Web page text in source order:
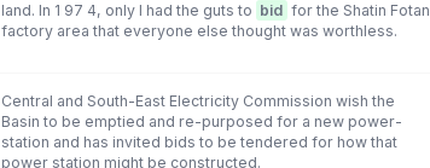
land. In 1 97 4, only I had the guts to bid for the Shatin Fotan
factory area that everyone else thought was worthless.
Central and South-East Electricity Commission wish the
Basin to be emptied and re-purposed for a new power-
station and has invited bids to be tendered for how that
power station might be constructed.